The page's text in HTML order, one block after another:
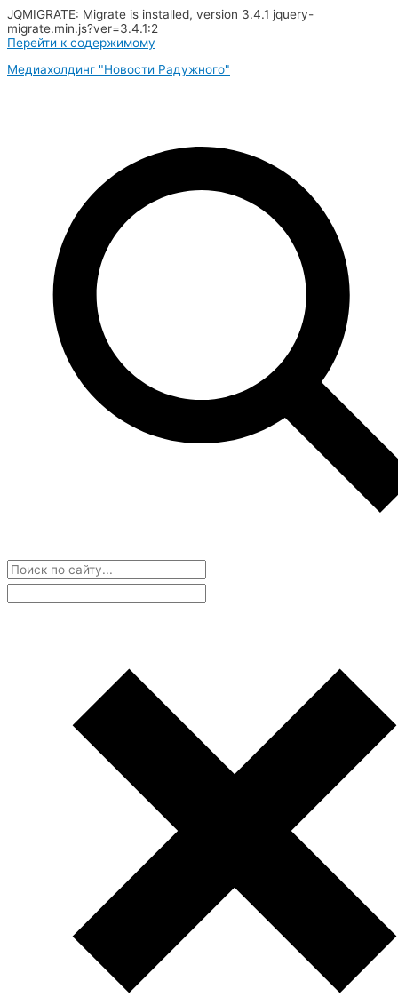
JQMIGRATE: Migrate is installed, version 3.4.1 jquery-
migrate.min.js?ver=3.4.1:2
Перейти к содержимому
Медиахолдинг "Новости Радужного"